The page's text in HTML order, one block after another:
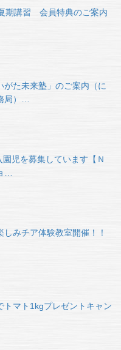
期講習 会員特典のご案内
がた未来塾」のご案内（に
局）…
児を募集しています【Ｎ
…
みチア体験教室開催！！
トマト1kgプレゼントキャン